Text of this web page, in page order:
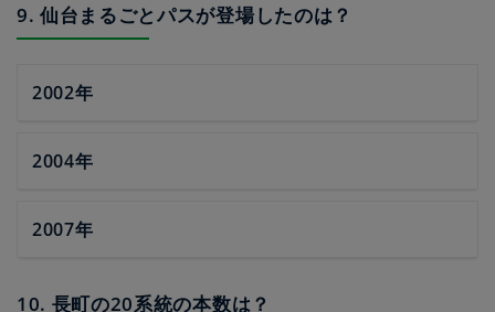
9. 仙台まるごとパスが登場したのは？
2002年
2004年
2007年
10. 長町の20系統の本数は？